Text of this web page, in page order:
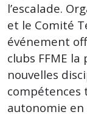
l’escalade.
et le Comité
événement
clubs FFME
nouvelles
compétences
autonomie